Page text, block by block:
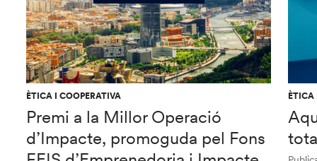
ÈTICA I COOPERATIVA
Premi a la Millor Operació
d’Impacte, promoguda pel Fons
ÈTICA